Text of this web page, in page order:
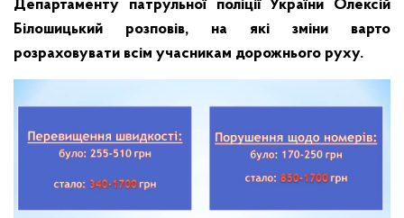
Департаменту патрульної поліції України Олексій
Білошицький розповів, на які зміни варто
розраховувати всім учасникам дорожнього руху.